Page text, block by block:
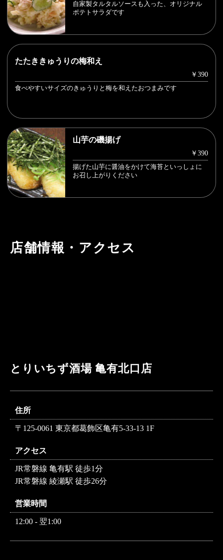
自家製タルタルソースも入った、オリジナル
ポテトサラダです
たたききゅうりの梅和え
￥390
食べやすいサイズのきゅうりと梅を和えたおつまみです
山芋の磯揚げ
￥390
揚げた山芋に醤油をかけて海苔といっしょに
お召し上がりください
店舗情報・アクセス
とりいちず酒場 亀有北口店
住所
〒125-0061 東京都葛飾区亀有5-33-13 1F
アクセス
JR常磐線 亀有駅 徒歩1分
JR常磐線 綾瀬駅 徒歩26分
営業時間
12:00 - 翌1:00